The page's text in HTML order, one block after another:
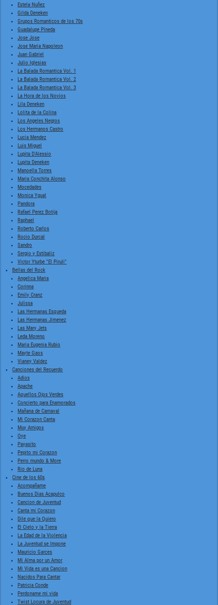
Estela Nuñez
Gilda Deneken
Grupos Romanticos de los 70s
Guadalupe Pineda
Jose Jose
Jose Maria Napoleon
Juan Gabriel
Julio Iglesias
La Balada Romantica Vol. 1
La Balada Romantica Vol. 2
La Balada Romantica Vol. 3
La Hora de los Novios
Lila Deneken
Lolita de la Colina
Los Angeles Negros
Los Hermanos Castro
Lucia Mendez
Luis Miguel
Lupita D'Alessio
Lupita Deneken
Manoella Torres
Maria Conchita Alonso
Mocedades
Monica Ygual
Pandora
Rafael Perez Botija
Raphael
Roberto Carlos
Rocio Durcal
Sandro
Sergio y Estibaliz
Victor Yturbe "El Piruli"
Bellas del Rock
Angelica Maria
Corinna
Emily Cranz
Julissa
Las Hermanas Esqueda
Las Hermanas Jimenez
Las Mary Jets
Leda Moreno
Maria Eugenia Rubio
Mayte Gaos
Vianey Valdez
Canciones del Recuerdo
Adios
Apache
Aquellos Ojos Verdes
Concierto para Enamorados
Mañana de Carnaval
Mi Corazon Canta
Muy Amigos
Oye
Payasito
Pepito mi Corazon
Perro mundo & More
Rio de Luna
Cine de los 60s
Acompañame
Buenos Dias Acapulco
Cancion de Juventud
Canta mi Corazon
Dile que la Quiero
El Cielo y la Tierra
La Edad de la Violencia
La Juventud se Impone
Mauricio Garces
Mi Alma por un Amor
Mi Vida es una Cancion
Nacidos Para Cantar
Patricia Conde
Perdoname mi vida
Twist Locura de Juventud